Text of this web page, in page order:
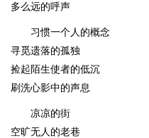
多么远的呼声
习惯一个人的概念
寻觅遗落的孤独
捡起陌生使者的低沉
刷洗心影中的声息
凉凉的街
空旷无人的老巷